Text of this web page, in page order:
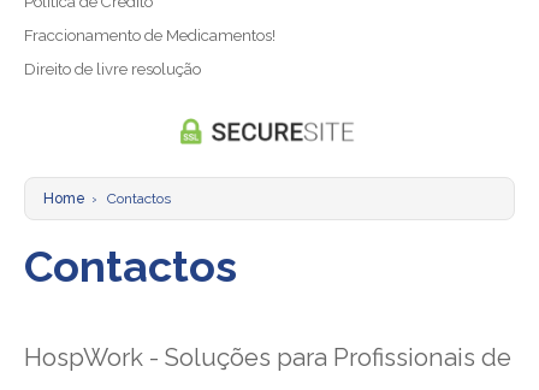
Fraccionamento de Medicamentos!
Direito de livre resolução
Home › Contactos
Contactos
HospWork - Soluções para Profissionais de